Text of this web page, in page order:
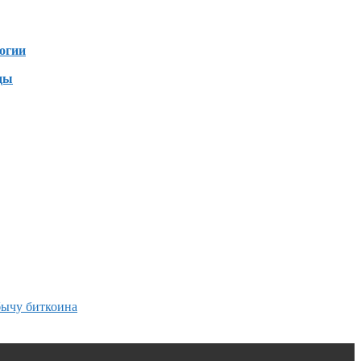
биткоина